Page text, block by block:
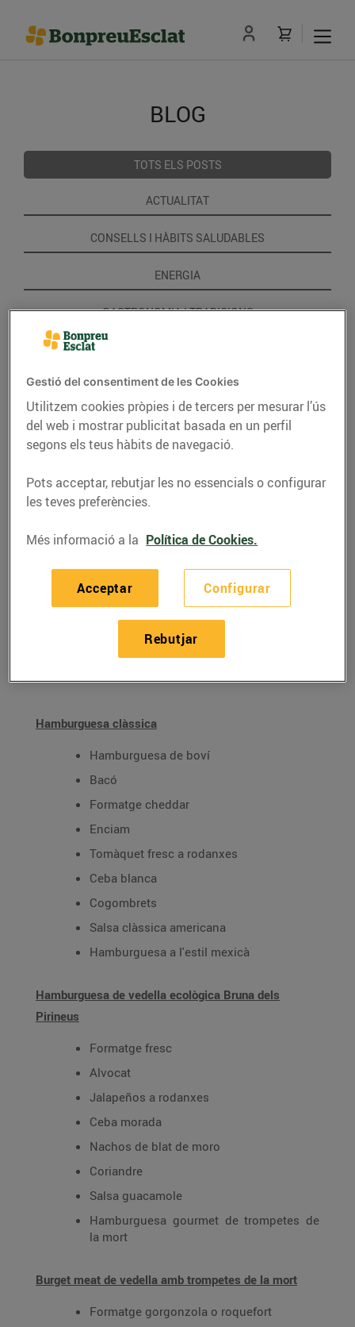
BLOG
TOTS ELS POSTS
ACTUALITAT
CONSELLS I HÀBITS SALUDABLES
ENERGIA
GASTRONOMIA I TRADICIONS
RECEPTES
Proposta
d'hamburgueses
Hamburguesa clàssica
Hamburguesa de boví
Bacó
Formatge cheddar
Enciam
Tomàquet fresc a rodanxes
Ceba blanca
Cogombrets
Salsa clàssica americana
Hamburguesa a l'estil mexicà
Hamburguesa de vedella ecològica Bruna dels
Pirineus
Formatge fresc
Alvocat
Jalapeños a rodanxes
Ceba morada
Nachos de blat de moro
Coriandre
Salsa guacamole
Hamburguesa gourmet de trompetes de
la mort
Burget meat de vedella amb trompetes de la mort
Formatge gorgonzola o roquefort
Gestió del consentiment de les Cookies
Utilitzem cookies pròpies i de tercers per mesurar l’ús
del web i mostrar publicitat basada en un perfil
segons els teus hàbits de navegació.
Pots acceptar, rebutjar les no essencials o configurar
les teves preferències.
Més informació a la Política de Cookies.
Configurar
Rebutjar
Acceptar